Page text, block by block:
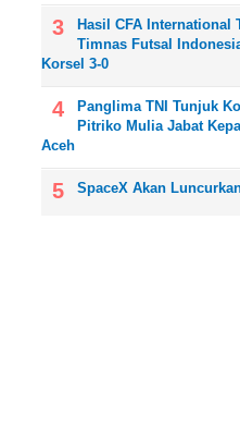
Hasil CFA International
Timnas Futsal
Korsel 3-0
Panglima TNI Tunjuk
Pitriko Mulia Jabat
Aceh
SpaceX Akan